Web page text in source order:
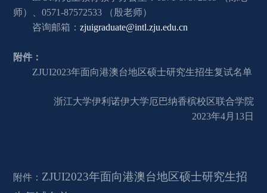
师）、0571-87572533 （殷老师）
咨询邮箱：zjuigraduate@intl.zju.edu.cn
附件：
ZJUI2023年面向港澳台地区硕士研究生招生复试名单
浙江大学伊利诺伊大学厄巴纳香槟校区联合学院
2023年4月13日
附件： ZJUI2023年面向港澳台地区硕士研究生招